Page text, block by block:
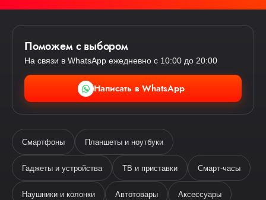
Поможем с выбором
На связи в WhatsApp ежедневно с 10:00 до 20:00
Написать в WhatsApp
Смартфоны Планшеты и ноутбуки
Гаджеты и устройства ТВ и приставки Смарт-часы
Наушники и колонки Автотовары Аксессуары